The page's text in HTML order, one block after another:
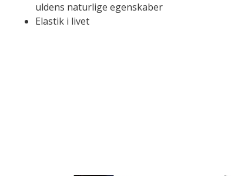
uldens naturlige egenskaber
Elastik i livet